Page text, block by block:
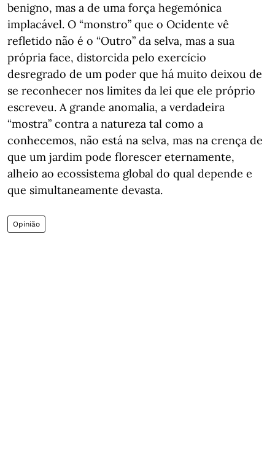
benigno, mas a de uma força hegemónica
implacável. O “monstro” que o Ocidente vê
refletido não é o “Outro” da selva, mas a sua
própria face, distorcida pelo exercício
desregrado de um poder que há muito deixou de
se reconhecer nos limites da lei que ele próprio
escreveu. A grande anomalia, a verdadeira
“mostra” contra a natureza tal como a
conhecemos, não está na selva, mas na crença de
que um jardim pode florescer eternamente,
alheio ao ecossistema global do qual depende e
que simultaneamente devasta.
Opinião